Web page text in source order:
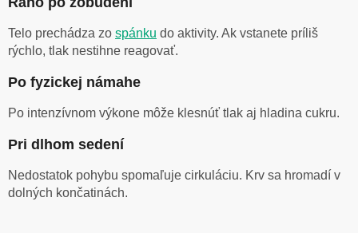
Telo prechádza zo spánku do aktivity. Ak vstanete príliš
rýchlo, tlak nestihne reagovať.
Po fyzickej námahe
Po intenzívnom výkone môže klesnúť tlak aj hladina cukru.
Pri dlhom sedení
Nedostatok pohybu spomaľuje cirkuláciu. Krv sa hromadí v
dolných končatinách.